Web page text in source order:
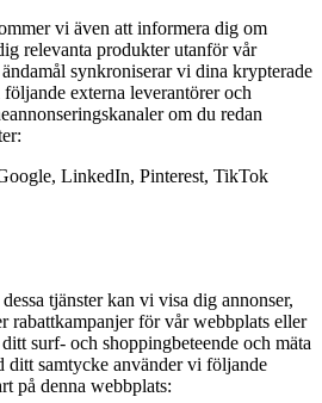
vi även att informera dig om
relevanta produkter utanför vår
synkroniserar vi dina krypterade
externa leverantörer och
om du redan
LinkedIn, Pinterest, TikTok
tjänster kan vi visa dig annonser,
rabattkampanjer för vår webbplats eller
surf- och shoppingbeteende och mäta
ditt samtycke använder vi följande
på denna webbplats: